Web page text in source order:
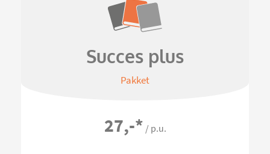
Succes plus
Pakket
27,-* / p.u.